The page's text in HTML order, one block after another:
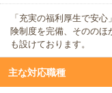
「充実の福利厚生で安
険制度を完備、そのの
も設けております。
主な対応職種